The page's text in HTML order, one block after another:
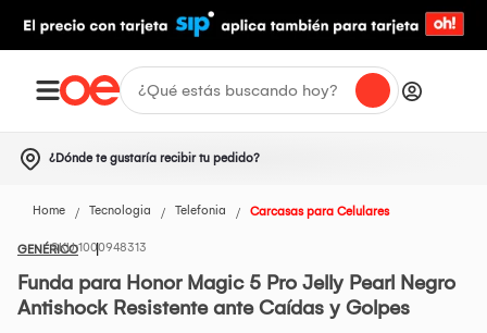
¿Dónde te gustaría recibir tu pedido?
Home Tecnologia Telefonia Carcasas para Celulares
GENÉRICO1000948313
Funda para Honor Magic 5 Pro Jelly Pearl Negro
Antishock Resistente ante Caídas y Golpes